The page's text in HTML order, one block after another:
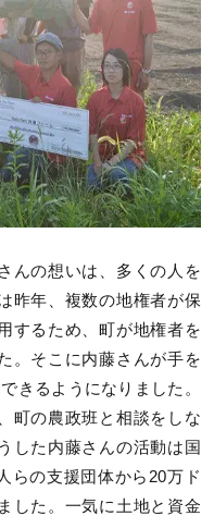
んの想いは、多くの人を
昨年、複数の地権者が保
するため、町が地権者を
。そこに内藤さんが手を
きるようになりました。
町の農政班と相談をしな
した内藤さんの活動は国
らの支援団体から20万ド
した。一気に土地と資金